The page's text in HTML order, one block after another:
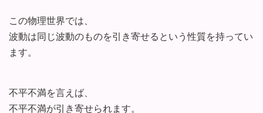
この物理世界では、
波動は同じ波動のものを引き寄せるという性質を持ってい
ます。
不平不満を言えば、
不平不満が引き寄せられます。